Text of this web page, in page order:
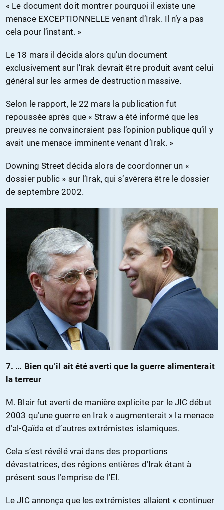
« Le document doit montrer pourquoi il existe une
menace EXCEPTIONNELLE venant d’Irak. Il n’y a pas
cela pour l’instant. »
Le 18 mars il décida alors qu’un document
exclusivement sur l’Irak devrait être produit avant celui
général sur les armes de destruction massive.
Selon le rapport, le 22 mars la publication fut
repoussée après que « Straw a été informé que les
preuves ne convaincraient pas l’opinion publique qu’il y
avait une menace imminente venant d’Irak. »
Downing Street décida alors de coordonner un «
dossier public » sur l’Irak, qui s’avèrera être le dossier
de septembre 2002.
7. … Bien qu’il ait été averti que la guerre alimenterait
la terreur
M. Blair fut averti de manière explicite par le JIC début
2003 qu’une guerre en Irak « augmenterait » la menace
d’al-Qaïda et d’autres extrémistes islamiques.
Cela s’est révélé vrai dans des proportions
dévastatrices, des régions entières d’Irak étant à
présent sous l’emprise de l’EI.
Le JIC annonça que les extrémistes allaient « continuer